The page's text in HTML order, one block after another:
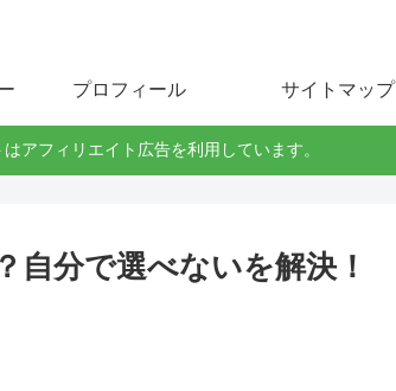
プロフィール サイトマップ
アフィリエイト広告を利用しています。
分で選べないを解決！